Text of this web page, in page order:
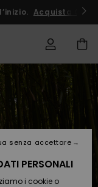
Acquista Ora
PERSONALI
i cookie o
senza accettare